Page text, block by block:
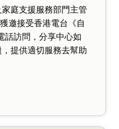
庭支援服務部門主管
邀接受香港電台《自
話訪問，分享中心如
提供適切服務去幫助